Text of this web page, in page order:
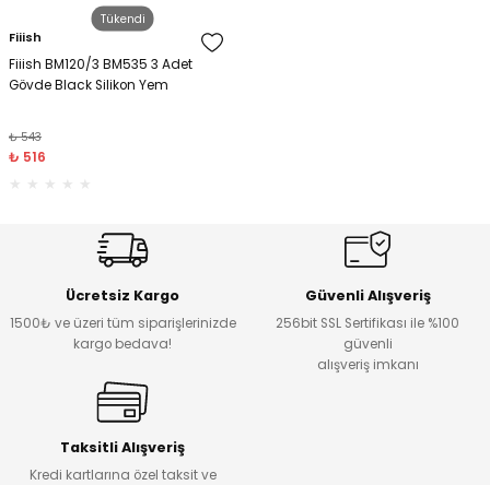
Tükendi
Fiiish
Fiiish BM120/3 BM535 3 Adet
Gövde Black Silikon Yem
₺ 543
₺ 516
Ücretsiz Kargo
1500₺ ve üzeri tüm siparişlerinizde
kargo bedava!
Güvenli Alışveriş
256bit SSL Sertifikası ile %100
güvenli
alışveriş imkanı
Taksitli Alışveriş
Kredi kartlarına özel taksit ve